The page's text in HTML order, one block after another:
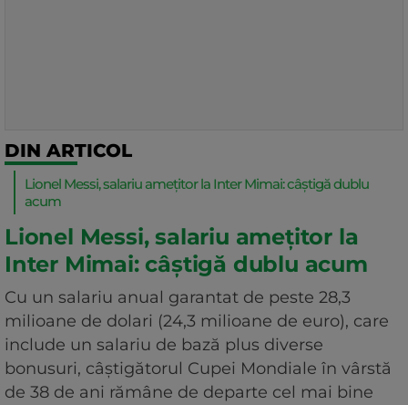
DIN ARTICOL
Lionel Messi, salariu amețitor la Inter Mimai: câștigă dublu
acum
Lionel Messi, salariu amețitor la
Inter Mimai: câștigă dublu acum
Cu un salariu anual garantat de peste 28,3
milioane de dolari (24,3 milioane de euro), care
include un salariu de bază plus diverse
bonusuri, câştigătorul Cupei Mondiale în vârstă
de 38 de ani rămâne de departe cel mai bine